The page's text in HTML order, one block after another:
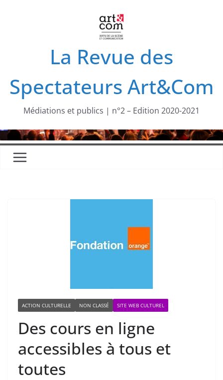
La Revue des
Spectateurs Art&Com
Médiations et publics | n°2 – Edition 2020-2021
ACTION CULTURELLE NON CLASSÉ SITE WEB CULTUREL
Des cours en ligne
accessibles à tous et
toutes